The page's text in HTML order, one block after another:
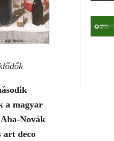
a magyar
Novák
art deco